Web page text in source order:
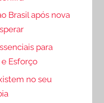
Brasil após nova
para
Esforço
no seu